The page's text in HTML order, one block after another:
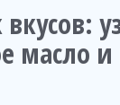
масло